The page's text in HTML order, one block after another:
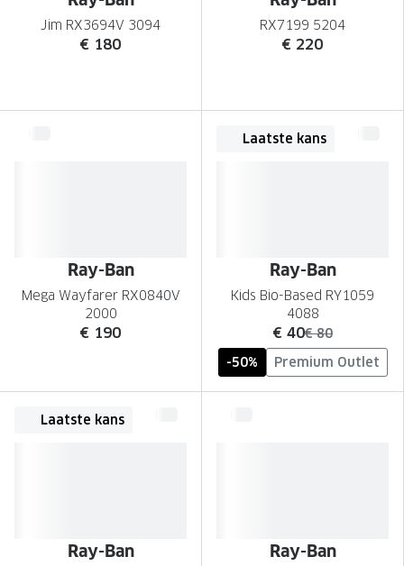
Jim RX3694V 3094
€ 180
RX7199 5204
€ 220
Ray-Ban
Mega Wayfarer RX0840V
2000
€ 190
Laatste kans
Ray-Ban
Kids Bio-Based RY1059
4088
nu:
€ 40was:
€ 80
-50%
Premium Outlet
Laatste kans
Ray-Ban Ray-Ban